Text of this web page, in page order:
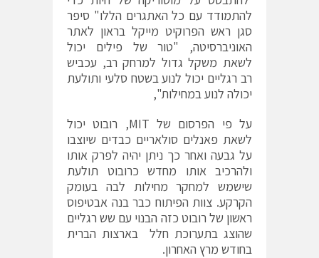
להתמודד עם כל האתגרים הללו" סיפר
סגן ראש הפרוקיט מייקל בראון לאתר
האוניברסיטה, "טור של פילים יכול
לשאת משקל גדול למרחק רב, עכביש
רב רגליים יכול לנוע בשטח סלעי ותולעת
יכולה לנוע במחילות",
על פי הפרסום של MIT, רובוט יכול
לשאת פאנלים סולאריים כבדים שיוצבו
על גבעה ואחר כך ניתן יהיה לפרק אותו
ולהרכיב אותו מחדש כרובוט תולעת
שישמש למחקר מחילות לבה בעומק
הקרקע. צוות הפיתוח כבר בנה אבטיפוס
ראשון של רובוט כזה הבנוי עם שש רגליים
שהוצג בתערוכת חלל בארצות הברית
בחודש מרץ האחרון.